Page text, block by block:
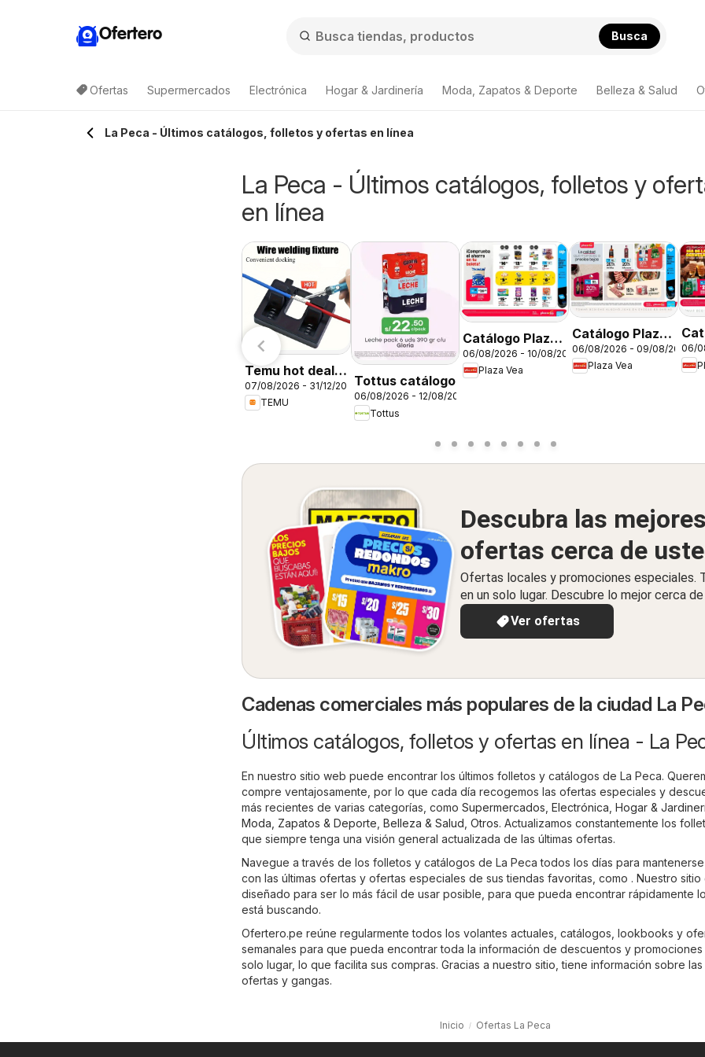
Ofertero Busca
Ofertas Supermercados Electrónica Hogar & Jardinería Moda, Zapatos & Deporte Belleza & Salud
La Peca - Últimos catálogos, folletos y ofertas en línea
La Peca - Últimos catálogos, folletos y
en línea
Temu hot deals
– Peru
07/08/2026 - 31/12/2026
TEMU
Tottus catálogo
06/08/2026 - 12/08/2026
Tottus
Catálogo Plaza
Vea - AVISO
BOMBA FDS1
06/08/2026 - 10/08/2026
Plaza Vea
Catálogo Plaza
Vea - AVISO
TIENDAS
06/08/2026 - 09/08/2026
Plaza Vea
DE
06/
Descubra las mejores
ofertas cerca de
Ofertas locales y promociones especiales.
en un solo lugar. Descubre lo mejor cerca
Ver ofertas
Cadenas comerciales más populares de la ciudad La
Últimos catálogos, folletos y ofertas en línea - La
En nuestro sitio web puede encontrar los últimos folletos y catálogos de La Peca.
compre ventajosamente, por lo que cada día recogemos las ofertas especiales y
más recientes de varias categorías, como Supermercados Electrónica Hogar &
Moda, Zapatos & Deporte Belleza & Salud Otros. Actualizamos constantemente los
que siempre tenga una visión general actualizada de las últimas ofertas.
Navegue a través de los folletos y catálogos de La Peca todos los días para
con las últimas ofertas y ofertas especiales de sus tiendas favoritas, como . Nuestro sitio
diseñado para ser lo más fácil de usar posible, para que pueda encontrar rápidamente
está buscando.
Ofertero.pe reúne regularmente todos los volantes actuales, catálogos, lookbooks y
semanales para que pueda encontrar toda la información de descuentos y promociones
solo lugar, lo que facilita sus compras. Gracias a nuestro sitio, tiene información sobre las
ofertas y gangas.
Inicio Ofertas La Peca